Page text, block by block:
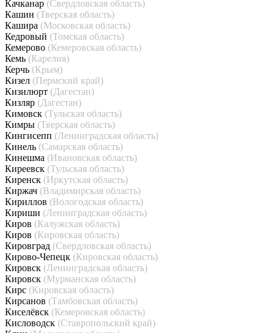
Качканар (Свердловская область)
Кашин (Тверская область)
Кашира (Московская область)
Кедровый (Томская область)
Кемерово (Кемеровская область)
Кемь (Карелия)
Керчь (Крым)
Кизел (Пермский край)
Кизилюрт (Дагестан)
Кизляр (Дагестан)
Кимовск (Тульская область)
Кимры (Тверская область)
Кингисепп (Ленинградская область)
Кинель (Самарская область)
Кинешма (Ивановская область)
Киреевск (Тульская область)
Киренск (Иркутская область)
Киржач (Владимирская область)
Кириллов (Вологодская область)
Кириши (Ленинградская область)
Киров (Калужская область)
Киров (Кировская область)
Кировград (Свердловская область)
Кирово-Чепецк (Кировская область)
Кировск (Ленинградская область)
Кировск (Мурманская область)
Кирс (Кировская область)
Кирсанов (Тамбовская область)
Киселёвск (Кемеровская область)
Кисловодск (Ставропольский край)